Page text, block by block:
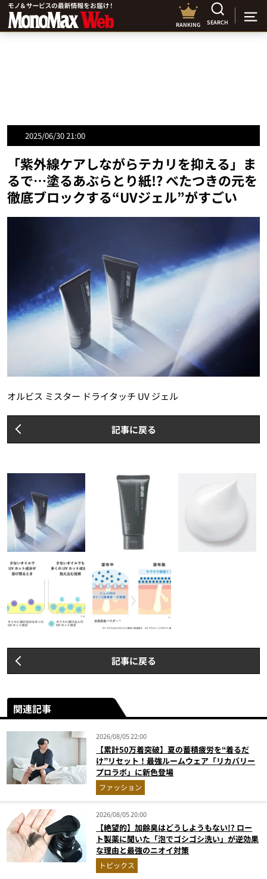
RANKING SEARCH
2025/06/30 21:00
「紫外線ケアしながらテカリを抑える」ま
るで…塗るあぶらとり紙!? べたつきの元を
徹底ブロックする“UVジェル”がすごい
オルビス ミスター ドライタッチ UV ジェル
記事に戻る
記事に戻る
関連記事
2026/08/05 22:00
【累計50万着突破】夏の蓄積疲労を“着るだ
け”リセット！最強ルームウェア「リカバリー
プロラボ」に新色登場
ファッション
2026/08/05 20:00
【絶望的】加齢臭はどうしようもない!? ロー
ト製薬に聞いた「泡でゴシゴシ洗い」が逆効果
な理由と最強のニオイ対策
トピックス